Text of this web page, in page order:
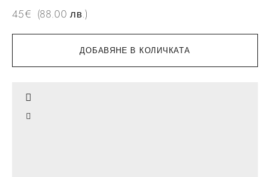
ДОБАВЯНЕ В КОЛИЧКАТА
45€ (88.00 лв.)